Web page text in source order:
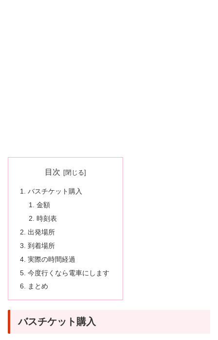
目次
バスチケット購入
金額
時刻表
出発場所
到着場所
実際の時間経過
今度行くなら電車にします
まとめ
バスチケット購入